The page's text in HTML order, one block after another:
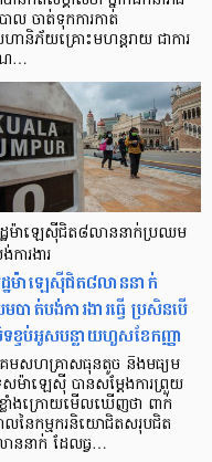
បាល ចាត់ទុកការកាត់
ហានិភ័យគ្រោះមហន្តរាយ ជាការ
…
ឋម៉ាឡេស៊ីជិត៨លាននាក់ប្រឈម
ការងារ
ឋម៉ាឡេស៊ីជិត៨លាននាក់
ាត់បង់ការងារធ្វើ ប្រសិនបើ
ទខ្ទប់អូសបន្លាយហួសខែកញ្ញា
មសហគ្រាសធុនតូច និងមធ្យម
សម៉ាឡេស៊ី បានសម្តែងការព្រួយ
ខ្លាំងក្រោយមើលឃើញថា ពាក់
លនៃកម្មករនិយោជិតសរុបជិត
ននាក់ ដែលធ្វ…